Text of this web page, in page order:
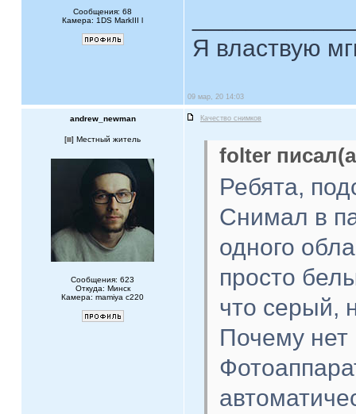
Сообщения: 68
Камера: 1DS MarkIII l
Я властвую
09 мар, 20 14:03
andrew_newman Качество снимков
[ ] Местный житель
Сообщения: 623
Откуда: Минск
Камера: mamiya c220
folter
Ребята,
Снимал в
одного
просто
что серый,
Почему нет